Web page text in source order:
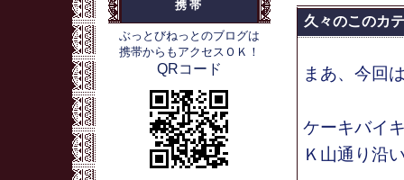
携帯
ぶっとびねっとのブログは
携帯からもアクセスＯＫ！
QRコード
久々のこのカ
まあ、今回
ケーキバイ
Ｋ山通り沿